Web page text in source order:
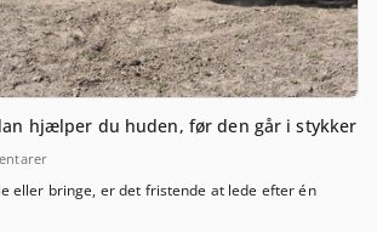
hjælper du huden, før den går i stykker
eller bringe, er det fristende at lede efter én